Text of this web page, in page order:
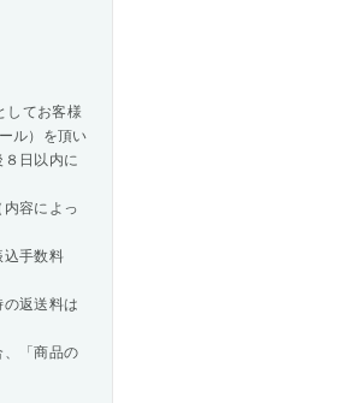
してお客様
ル）を頂い
日以内に
容によっ
込手数料
返送料は
、「商品の